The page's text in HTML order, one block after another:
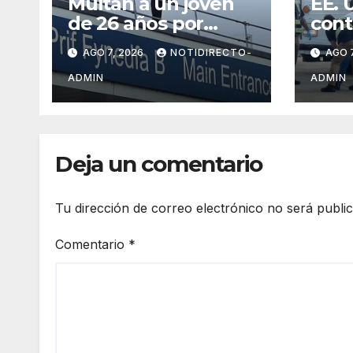
de 26 años por
subirse al tejado de
un hospital
disfrazado de “La
Muerte” en Gales
AGO 7, 2026 NOTIDIRECTO-
ADMIN
AGO
ADMIN
Deja un comentario
Tu dirección de correo electrónico no será
Comentario *